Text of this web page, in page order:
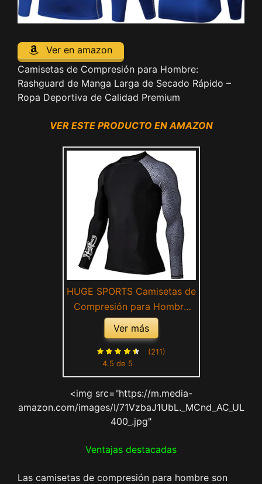
Ver en amazon
Camisetas de Compresión para Hombre:
Rashguard de Manga Larga de Secado Rápido –
Ropa Deportiva de Calidad Premium
VER ESTE PRODUCTO EN AMAZON
HUGE SPORTS Camisetas de
Compresión para Hombre
Rashguard Hombre Manga
Larga Ropa Deportiva
Secado Rápido (Agrietado L)
Ver más
4.5 de 5
(211)
<img src="https://m.media-
amazon.com/images/I/71VzbaJ1UbL._MCnd_AC_UL
400_.jpg"
Ventajas destacadas
Las camisetas de compresión para hombre son